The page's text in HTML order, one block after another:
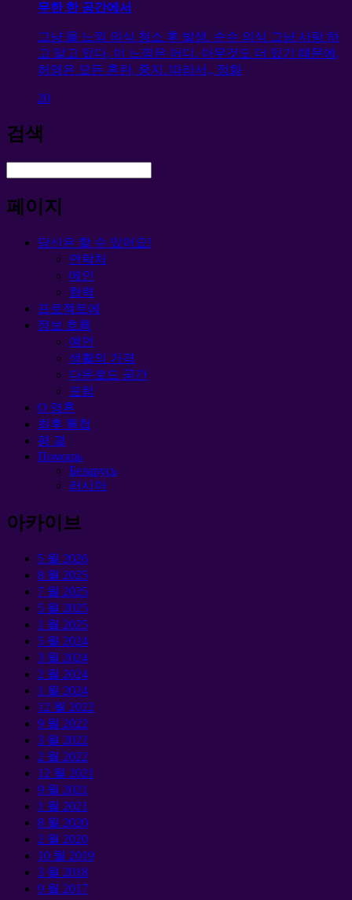
무한 한 공간에서
그냥 물 느낌 의식 청소 후 발생. 순수 의식 그냥 사랑 하
고 알고 있다, 이 느낌은 어디. 아무것도 더 있기 때문에,
허영은 모든 혼란, 중지. 따라서,, 정화
20
검색
페이지
당신은 할 수 있어요!
연락처
메인
협력
프로젝트에
정보 흐름
예언
생활의 가격
다운로드 공간
포럼
O 영혼
최후 통첩
평 결
Помощь
Беларусь
러시아
아카이브
5 월 2026
8 월 2025
7 월 2025
5 월 2025
1 월 2025
5 월 2024
3 월 2024
2 월 2024
1 월 2024
12 월 2022
9 월 2022
3 월 2022
2 월 2022
12 월 2021
9 월 2021
1 월 2021
8 월 2020
2 월 2020
10 월 2019
3 월 2018
9 월 2017